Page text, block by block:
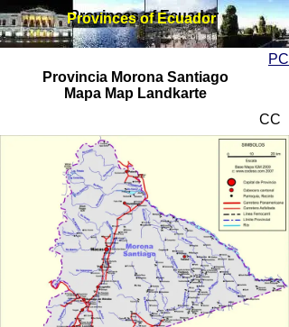
Provincia Morona Santiago
Mapa Map Landkarte
Provinces of Ecuador
Provinces of Ecuador
CC
PC